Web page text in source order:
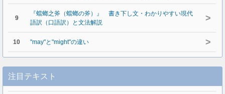
9
『蟷螂之斧（蟷螂の斧）』 書き下し文・わかりやすい現代
語訳（口語訳）と文法解説
>
10 "may"と"might"の違い >
注目テキスト